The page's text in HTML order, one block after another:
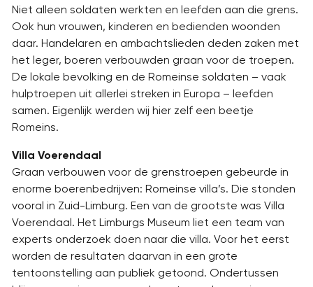
Niet alleen soldaten werkten en leefden aan die grens.
Ook hun vrouwen, kinderen en bedienden woonden
daar. Handelaren en ambachtslieden deden zaken met
het leger, boeren verbouwden graan voor de troepen.
De lokale bevolking en de Romeinse soldaten – vaak
hulptroepen uit allerlei streken in Europa – leefden
samen. Eigenlijk werden wij hier zelf een beetje
Romeins.
Villa Voerendaal
Graan verbouwen voor de grenstroepen gebeurde in
enorme boerenbedrijven: Romeinse villa’s. Die stonden
vooral in Zuid-Limburg. Een van de grootste was Villa
Voerendaal. Het Limburgs Museum liet een team van
experts onderzoek doen naar die villa. Voor het eerst
worden de resultaten daarvan in een grote
tentoonstelling aan publiek getoond. Ondertussen